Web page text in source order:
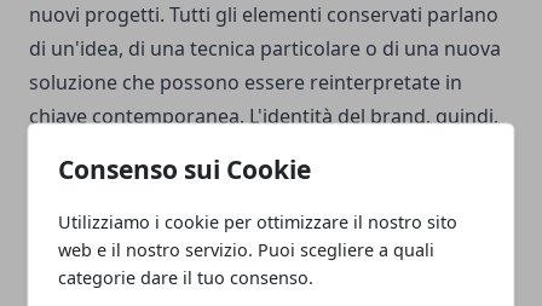
Consenso sui Cookie
Utilizziamo i cookie per ottimizzare il nostro sito
web e il nostro servizio. Puoi scegliere a quali
categorie dare il tuo consenso.
nuovi progetti. Tutti gli elementi conservati parlano
di un'idea, di una tecnica particolare o di una nuova
soluzione che possono essere reinterpretate in
chiave contemporanea. L'identità del brand, quindi,
interpretare correttamente i valori dell'azienda e
trasformarli in oggetti che siano in grado di
rafforzare lastoria del marchio.